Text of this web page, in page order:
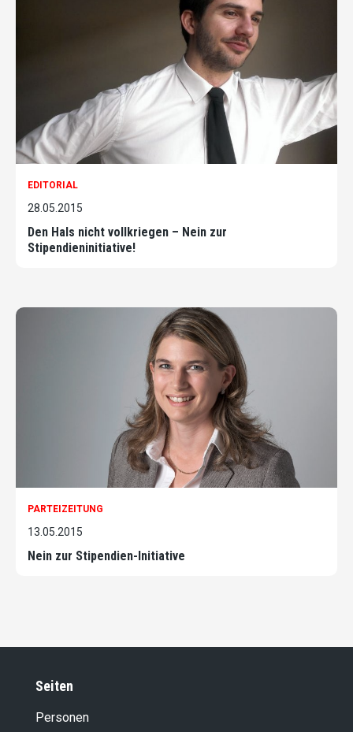
EDITORIAL
28.05.2015
Den Hals nicht vollkriegen – Nein zur
Stipendieninitiative!
PARTEIZEITUNG
13.05.2015
Nein zur Stipendien-Initiative
Seiten
Personen